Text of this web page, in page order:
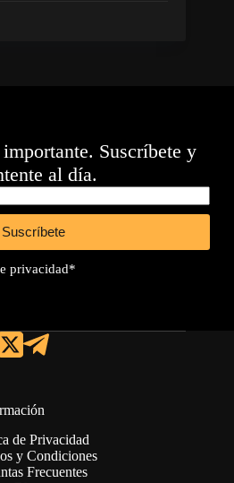
Suscríbete y
al día.
Suscríbete
privacidad*
de Privacidad
y Condiciones
Frecuentes